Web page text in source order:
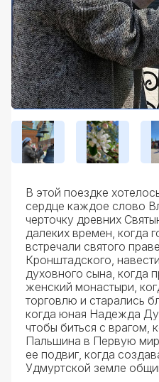
В этой поездке
сердце каждое слово
черточку древних
далеких времен, когда
встречали святого
Кронштадского,
духовного сына, когда
женский монастыри,
торговлю и старались
когда юная Надежда
чтобы биться с врагом,
Пальшина в Первую
ее подвиг, когда
Удмуртской земле